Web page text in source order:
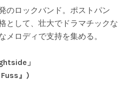
のロックバンド。ポストパン
として、壮大でドラマチックな
メロディで支持を集める。
」
』)